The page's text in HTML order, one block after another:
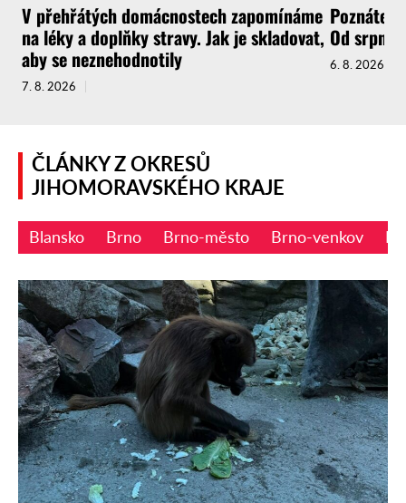
V přehřátých domácnostech zapomínáme
na léky a doplňky stravy. Jak je skladovat,
aby se neznehodnotily
7. 8. 2026
Poznáte,
Od srpna
6. 8. 2026
ČLÁNKY Z OKRESŮ
JIHOMORAVSKÉHO KRAJE
Blansko Brno Brno-město Brno-venkov